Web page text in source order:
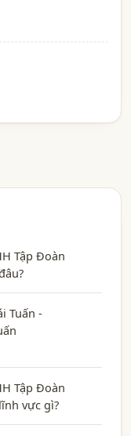
Tập Đoàn
Tuấn -
Tập Đoàn
vực gì?